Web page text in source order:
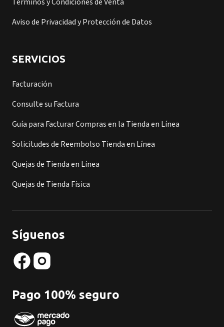
Aviso de Privacidad y Protección de Datos
SERVICIOS
Facturación
Consulte su Factura
Guía para Facturar Compras en la Tienda en Línea
Solicitudes de Reembolso Tienda en Línea
Quejas de Tienda en Línea
Quejas de Tienda Física
Síguenos
Pago 100% seguro